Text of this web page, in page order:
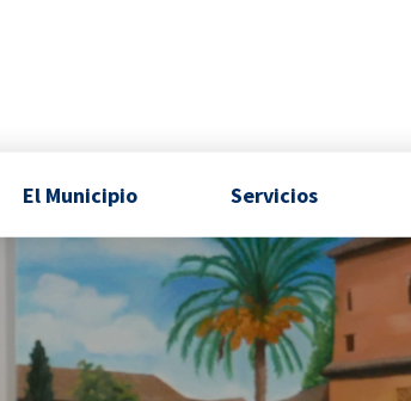
El Municipio Servicios